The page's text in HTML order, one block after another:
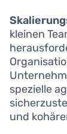
kleinen
spezielle
und